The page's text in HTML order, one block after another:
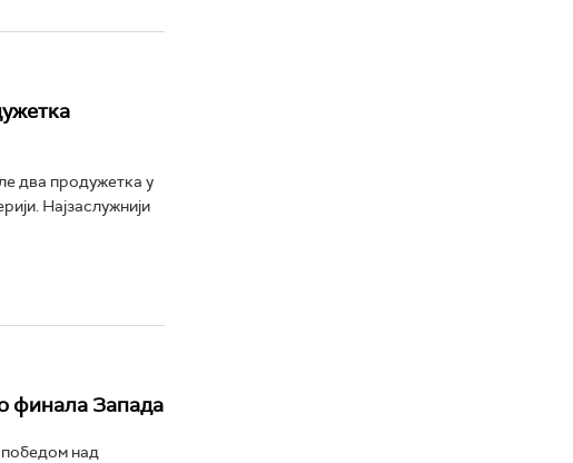
два продужетка у
Најзаслужнији
финала Запада
над